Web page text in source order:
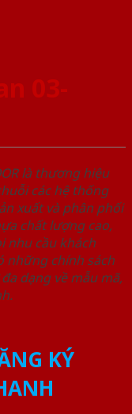
03-
là thương hiệu
các hệ thống
xuất và phân phối
chất lượng cao,
nhu cầu khách
những chính sách
dạng về mẫu mã,
KÝ